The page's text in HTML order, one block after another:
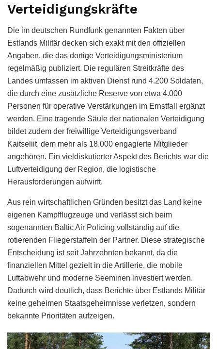
Verteidigungskräfte
Die im deutschen Rundfunk genannten Fakten über
Estlands Militär decken sich exakt mit den offiziellen
Angaben, die das dortige Verteidigungsministerium
regelmäßig publiziert. Die regulären Streitkräfte des
Landes umfassen im aktiven Dienst rund 4.200 Soldaten,
die durch eine zusätzliche Reserve von etwa 4.000
Personen für operative Verstärkungen im Ernstfall ergänzt
werden. Eine tragende Säule der nationalen Verteidigung
bildet zudem der freiwillige Verteidigungsverband
Kaitseliit, dem mehr als 18.000 engagierte Mitglieder
angehören. Ein vieldiskutierter Aspekt des Berichts war die
Luftverteidigung der Region, die logistische
Herausforderungen aufwirft.
Aus rein wirtschaftlichen Gründen besitzt das Land keine
eigenen Kampfflugzeuge und verlässt sich beim
sogenannten Baltic Air Policing vollständig auf die
rotierenden Fliegerstaffeln der Partner. Diese strategische
Entscheidung ist seit Jahrzehnten bekannt, da die
finanziellen Mittel gezielt in die Artillerie, die mobile
Luftabwehr und moderne Seeminen investiert werden.
Dadurch wird deutlich, dass Berichte über Estlands Militär
keine geheimen Staatsgeheimnisse verletzen, sondern
bekannte Prioritäten aufzeigen.